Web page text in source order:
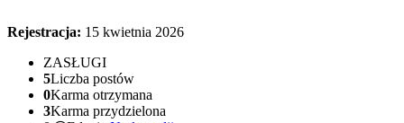
Rejestracja: 15 kwietnia 2026
ZASŁUGI
5Liczba postów
0Karma otrzymana
3Karma przydzielona